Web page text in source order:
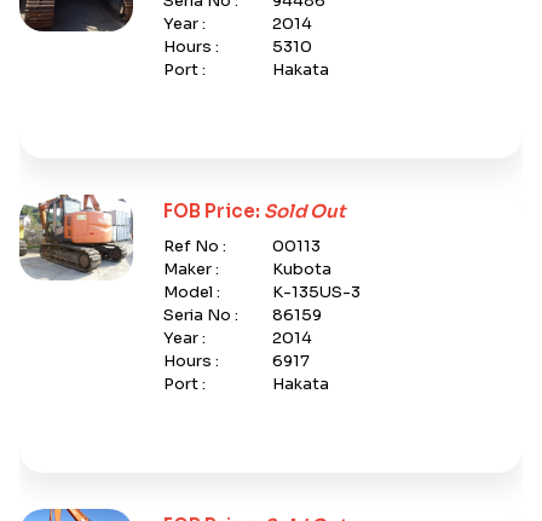
Year :
2014
Hours :
5310
Port :
Hakata
FOB Price: Sold Out
Ref No :
00113
Maker :
Kubota
Model :
K-135US-3
Seria No :
86159
Year :
2014
Hours :
6917
Port :
Hakata